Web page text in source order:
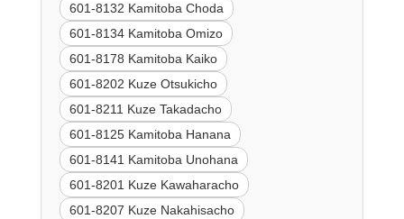
601-8132 Kamitoba Choda
601-8134 Kamitoba Omizo
601-8178 Kamitoba Kaiko
601-8202 Kuze Otsukicho
601-8211 Kuze Takadacho
601-8125 Kamitoba Hanana
601-8141 Kamitoba Unohana
601-8201 Kuze Kawaharacho
601-8207 Kuze Nakahisacho